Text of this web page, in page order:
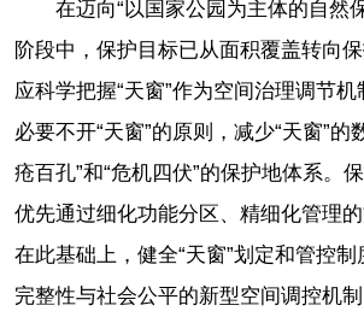
在迈向“以国家公园为主体的自然
阶段中，保护目标已从面积覆盖转向
应科学把握“天窗”作为空间治理调节
必要不开“天窗”的原则，减少“天窗”的
疮百孔”和“危机四伏”的保护地体系。
优先通过细化功能分区、精细化管理的
在此基础上，健全“天窗”划定和管控
完整性与社会公平的新型空间调控机